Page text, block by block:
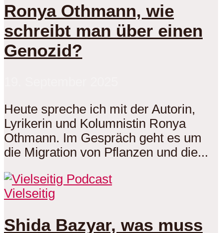
Ronya Othmann, wie
schreibt man über einen
Genozid?
Heute spreche ich mit der Autorin,
Lyrikerin und Kolumnistin Ronya
Othmann. Im Gespräch geht es um
die Migration von Pflanzen und die...
Vielseitig
Shida Bazyar, was muss